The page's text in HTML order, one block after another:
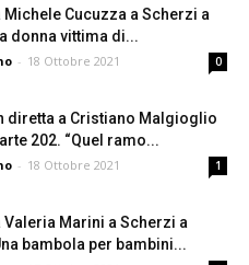
Michele Cucuzza a Scherzi a
donna vittima di...
- 18 Ottobre 2021 0
diretta a Cristiano Malgioglio
202. “Quel ramo...
- 18 Ottobre 2021 1
Valeria Marini a Scherzi a
bambola per bambini...